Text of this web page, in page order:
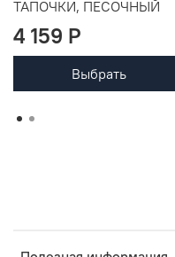
ТАПОЧКИ, ПЕСОЧНЫЙ
4 159 P
Выбрать